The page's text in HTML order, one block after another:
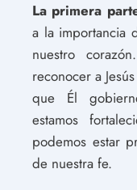
La primera
a la importancia
nuestro
reconocer a
que Él
estamos
podemos estar
de nuestra fe.